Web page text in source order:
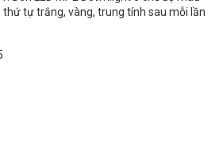
thứ tự trắng, vàng, trung tính sau mỗi lần